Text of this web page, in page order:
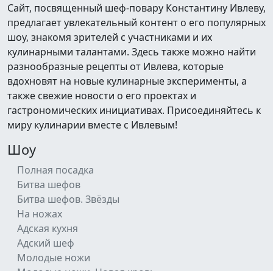
Сайт, посвященный шеф-повару Константину Ивлеву,
предлагает увлекательный контент о его популярных
шоу, знакомя зрителей с участниками и их
кулинарными талантами. Здесь также можно найти
разнообразные рецепты от Ивлева, которые
вдохновят на новые кулинарные эксперименты, а
также свежие новости о его проектах и
гастрономических инициативах. Присоединяйтесь к
миру кулинарии вместе с Ивлевым!
Шоу
Полная посадка
Битва шефов
Битва шефов. Звёзды
На ножах
Адская кухня
Адский шеф
Молодые ножи